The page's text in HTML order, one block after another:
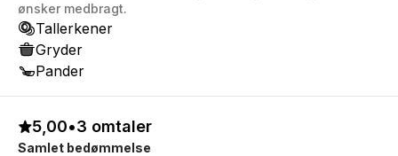
ønsker medbragt.
Tallerkener
Gryder
Pander
5,00•3 omtaler
Samlet bedømmelse